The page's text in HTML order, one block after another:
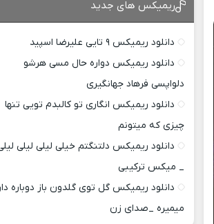
ریمیکس های جدید
دانلود ریمیکس ۹ تایی علیرضا اسپید
دانلود ریمیکس دواره حال مسی هرشو
دلواپسی فرهاد جهانگیری
دانلود ریمیکس انگاری تو کالبدم تویی تنها
چیزی که میتونم
دانلود ریمیکس دلتنگتم خیلی لیلی لیلی
_ میکس ترکیبی
دانلود ریمیکس گل توی گلدون باز دوباره
میمیره _صدای زن